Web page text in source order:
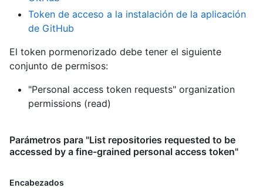
Token de acceso a la instalación de la aplicación
de GitHub
El token pormenorizado debe tener el siguiente
conjunto de permisos:
"Personal access token requests" organization
permissions (read)
Parámetros para "List repositories requested to be
accessed by a fine-grained personal access token"
Encabezados